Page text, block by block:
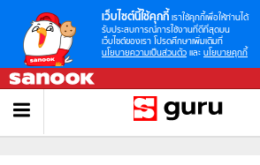
เว็บไซต์นี้ใช้คุกกี้ เราใช้คุกกี้เพื่อให้ท่านได้
รับประสบการณ์การใช้งานที่ดีที่สุดบน
เว็บไซต์ของเรา โปรดศึกษาเพิ่มเติมที่
นโยบายความเป็นส่วนตัว และ นโยบายคุกกี้